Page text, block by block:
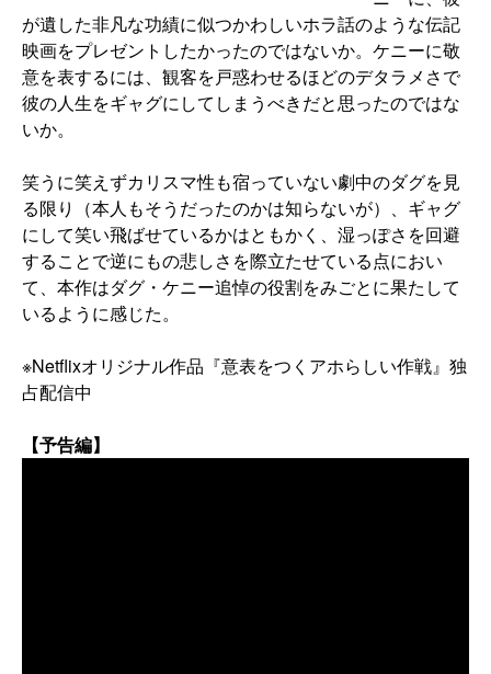
が遺した非凡な功績に似つかわしいホラ話のような伝記
映画をプレゼントしたかったのではないか。ケニーに敬
意を表するには、観客を戸惑わせるほどのデタラメさで
彼の人生をギャグにしてしまうべきだと思ったのではな
いか。
笑うに笑えずカリスマ性も宿っていない劇中のダグを見
る限り（本人もそうだったのかは知らないが）、ギャグ
にして笑い飛ばせているかはともかく、湿っぽさを回避
することで逆にもの悲しさを際立たせている点におい
て、本作はダグ・ケニー追悼の役割をみごとに果たして
いるように感じた。
※Netflixオリジナル作品『意表をつくアホらしい作戦』独
占配信中
【予告編】